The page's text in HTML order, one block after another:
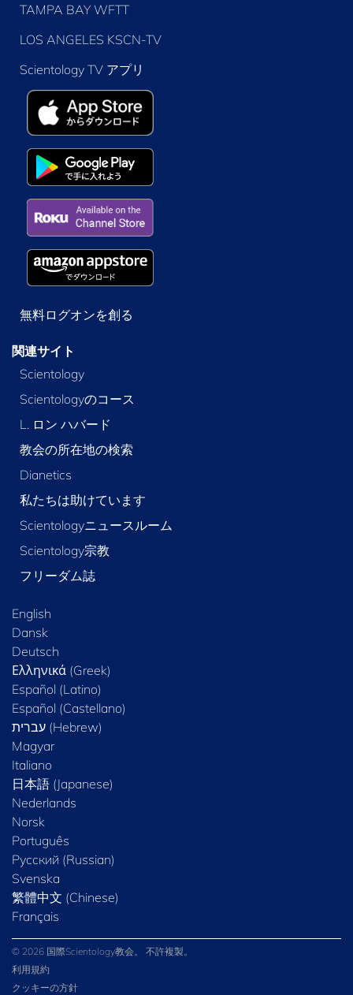
TAMPA BAY WFTT
LOS ANGELES KSCN-TV
Scientology TV アプリ
無料ログオンを創る
関連サイト
Scientology
Scientologyのコース
L. ロン ハバード
教会の所在地の検索
Dianetics
私たちは助けています
Scientologyニュースルーム
Scientology宗教
フリーダム誌
English
Dansk
Deutsch
Ελληνικά (Greek)
Español (Latino)
Español (Castellano)
Magyar
Italiano
日本語 (Japanese)
Nederlands
Norsk
Português
Русский (Russian)
Svenska
繁體中文 (Chinese)
Français
© 2026 国際Scientology教会。 不許複製。
利用規約
クッキーの方針